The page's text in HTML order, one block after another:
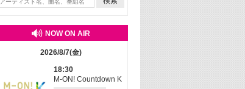
NOW ON AIR
2026/8/7(金)
18:30
M-ON! Countdown K